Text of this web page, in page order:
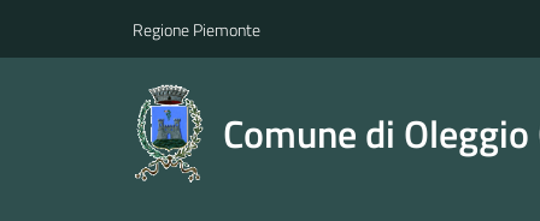
Regione Piemonte
Comune di